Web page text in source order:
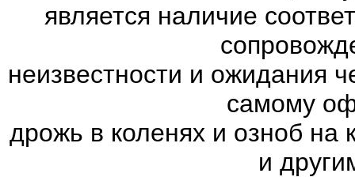
является наличие
неизвестности и ожидания
самому
дрожь в коленях и озноб на
и